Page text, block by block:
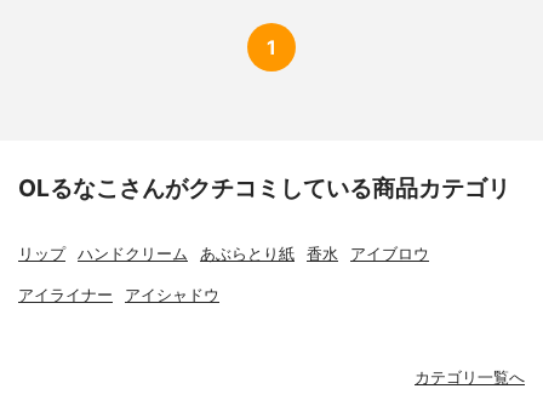
1
OLるなこさんがクチコミしている商品カテゴリ
リップ ハンドクリーム あぶらとり紙 香水 アイブロウ
アイライナー アイシャドウ
カテゴリ一覧へ